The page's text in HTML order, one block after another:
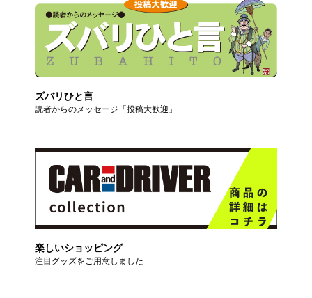
ズバリひと言
読者からのメッセージ「投稿大歓迎」
楽しいショッピング
注目グッズをご用意しました